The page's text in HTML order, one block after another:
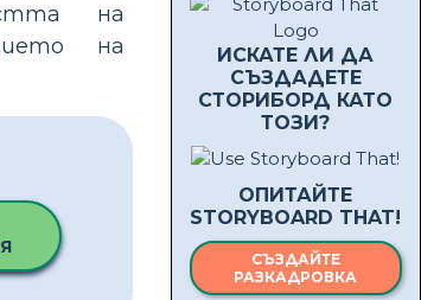
ИСКАТЕ ЛИ ДА
СЪЗДАДЕТЕ
СТОРИБОРД КАТО
ТОЗИ?
ОПИТАЙТЕ
STORYBOARD THAT!
СЪЗДАЙТЕ
РАЗКАДРОВКА
на
на